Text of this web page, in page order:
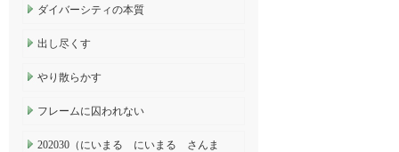
ダイバーシティの本質
出し尽くす
やり散らかす
フレームに囚われない
202030（にいまる にいまる さんま